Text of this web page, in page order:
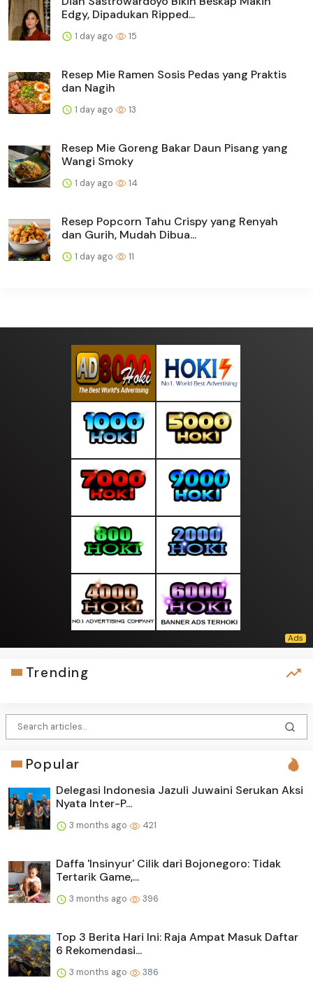
Edgy, Dipadukan Ripped...
1 day ago 15
Resep Mie Ramen Sosis Pedas yang Praktis
dan Nagih
1 day ago 13
Resep Mie Goreng Bakar Daun Pisang yang
Wangi Smoky
1 day ago 14
Resep Popcorn Tahu Crispy yang Renyah
dan Gurih, Mudah Dibua...
1 day ago 11
Trending
Popular
Delegasi Indonesia Jazuli Juwaini Serukan Aksi
Nyata Inter-P...
3 months ago 421
Daffa 'Insinyur' Cilik dari Bojonegoro: Tidak
Tertarik Game,...
3 months ago 396
Top 3 Berita Hari Ini: Raja Ampat Masuk Daftar
6 Rekomendasi...
3 months ago 386